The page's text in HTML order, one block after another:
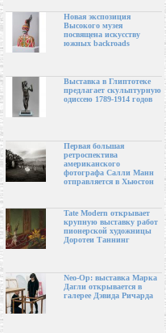
Новая экспозиция
Высокого музея
посвящена искусству
южных backroads
Выставка в Глиптотеке
предлагает скульптурную
одиссею 1789-1914 годов
Первая большая
ретроспектива
американского
фотографа Салли Манн
отправляется в Хьюстон
Tate Modern открывает
крупную выставку работ
пионерской художницы
Доротеи Таннинг
Neo-Op: выставка Марка
Дагли открывается в
галерее Дэвида Ричарда